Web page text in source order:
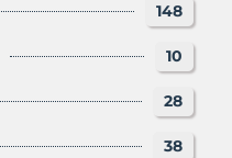
148
10
28
38